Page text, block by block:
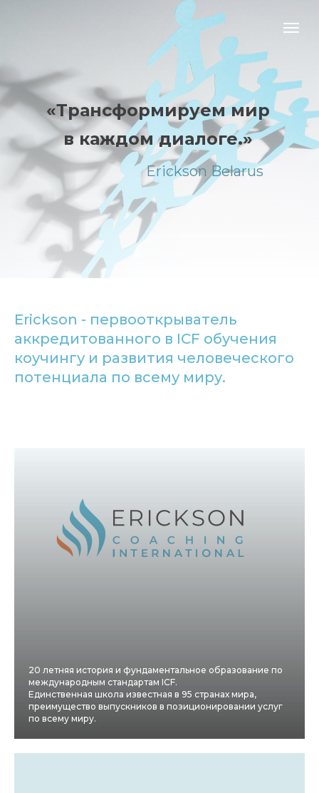
«Трансформируем мир
в каждом диалоге.»
Erickson Belarus
Erickson - первооткрыватель
аккредитованного в ICF обучения
коучингу и развития человеческого
потенциала по всему миру.
20 летняя история и фундаментальное образование по
международным стандартам ICF.
Единственная школа известная в 95 странах мира,
преимущество выпускников в позиционировании услуг
по всему миру.